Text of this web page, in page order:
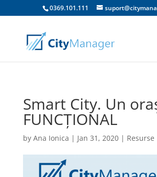
0369.101.111
Smart City. Un
FUNCȚIONAL
by Ana Ionica | Jan 31, 2020| Resurse